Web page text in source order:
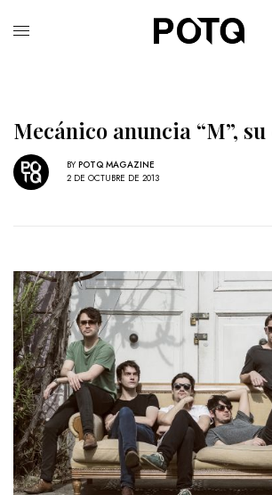
Mecánico anuncia “M”,
BY POTQ MAGAZINE
2 DE OCTUBRE DE 2013